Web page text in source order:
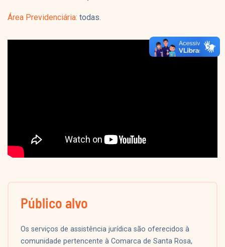
Área Previdenciária: todas.
Público alvo
Os serviços de assistência jurídica são oferecidos à
comunidade pertencente à Comarca de Santa Rosa,